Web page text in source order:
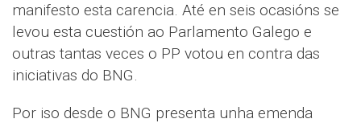
manifesto esta carencia. Até en seis ocasións se
levou esta cuestión ao Parlamento Galego e
outras tantas veces o PP votou en contra das
iniciativas do BNG.
Por iso desde o BNG presenta unha emenda